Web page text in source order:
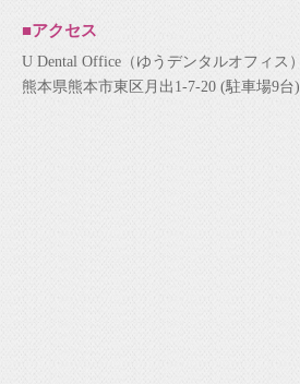
■アクセス
U Dental Office（ゆうデンタルオフィス）
熊本県熊本市東区月出1-7-20 (駐車場9台)